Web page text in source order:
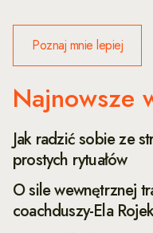
Poznaj mnie lepiej
Najnowsze
Jak radzić sobie ze
prostych rytuałów
O sile wewnętrznej
coachduszy-Ela Rojek